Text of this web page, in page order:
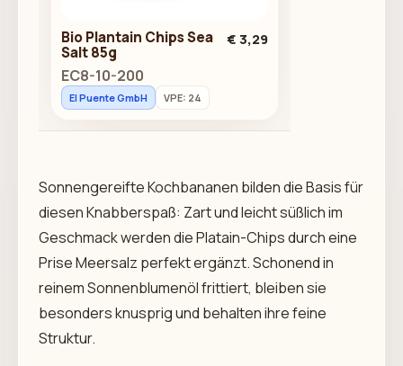
Bio Plantain Chips Sea
Salt 85g
EC8-10-200
€ 3,29
El Puente GmbH VPE: 24
Sonnengereifte Kochbananen bilden die Basis für
diesen Knabberspaß: Zart und leicht süßlich im
Geschmack werden die Platain-Chips durch eine
Prise Meersalz perfekt ergänzt. Schonend in
reinem Sonnenblumenöl frittiert, bleiben sie
besonders knusprig und behalten ihre feine
Struktur.